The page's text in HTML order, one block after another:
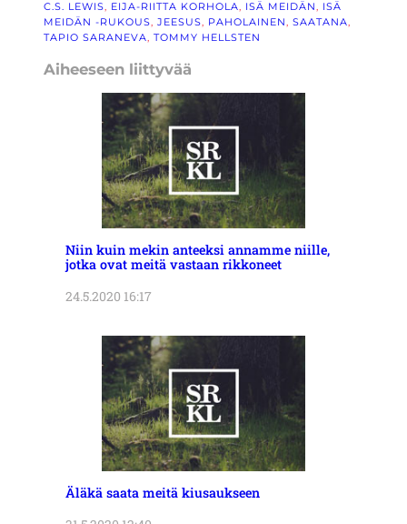
C.S. LEWIS, EIJA-RIITTA KORHOLA, ISÄ MEIDÄN, ISÄ
MEIDÄN -RUKOUS, JEESUS, PAHOLAINEN, SAATANA
TAPIO SARANEVA, TOMMY HELLSTEN
Aiheeseen liittyvää
Niin kuin mekin anteeksi annamme niille,
jotka ovat meitä vastaan rikkoneet
24.5.2020 16:17
Äläkä saata meitä kiusaukseen